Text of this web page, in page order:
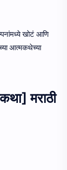
खोटं आणि
आत्मकथेच्या
मराठी